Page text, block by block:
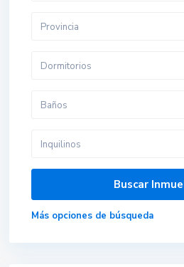
Provincia
Dormitorios
Baños
Inquilinos
Más opciones de búsqueda